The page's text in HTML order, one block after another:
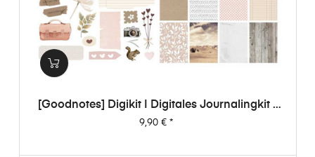
[Goodnotes] Digikit | Digitales Journalingkit -
Augenblick
Preis
9,90 €*